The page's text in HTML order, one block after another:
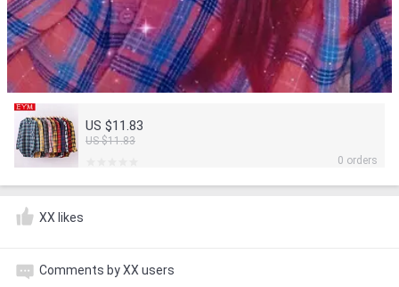
US $11.83
US $11.83
0 orders
XX likes
Comments by XX users